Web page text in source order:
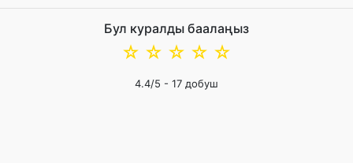
Бул куралды баалаңыз
☆
☆
☆
☆
☆
4.4/5 - 17 добуш